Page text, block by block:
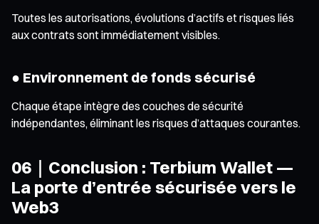
Toutes les autorisations, évolutions d’actifs et risques liés
aux contrats sont immédiatement visibles.
● Environnement de fonds sécurisé
Chaque étape intègre des couches de sécurité
indépendantes, éliminant les risques d’attaques courantes.
06｜Conclusion : Terbium Wallet —
La porte d’entrée sécurisée vers le
Web3